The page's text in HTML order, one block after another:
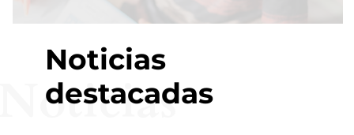
Noticias
destacadas